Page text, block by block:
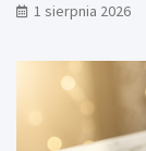
1 sierpnia 2026